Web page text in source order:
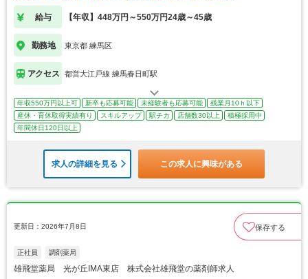
給与 【年収】448万円～550万円24歳～45歳
勤務地 東京都 練馬区
アクセス 都営大江戸線 練馬春日町駅
年収550万円以上可 新卒も応募可能 未経験者も応募可能
残業月10ｈ以下
産休・育休取得実績有り
スキルアップ 駅チカ 店舗数30以上
積極採用中
年間休日120日以上
求人の詳細を見る この求人に興味がある
更新日：2026年7月8日 保存する
正社員 調剤薬局
雄飛堂薬局 光が丘IMA東店 株式会社雄飛堂の薬剤師求人